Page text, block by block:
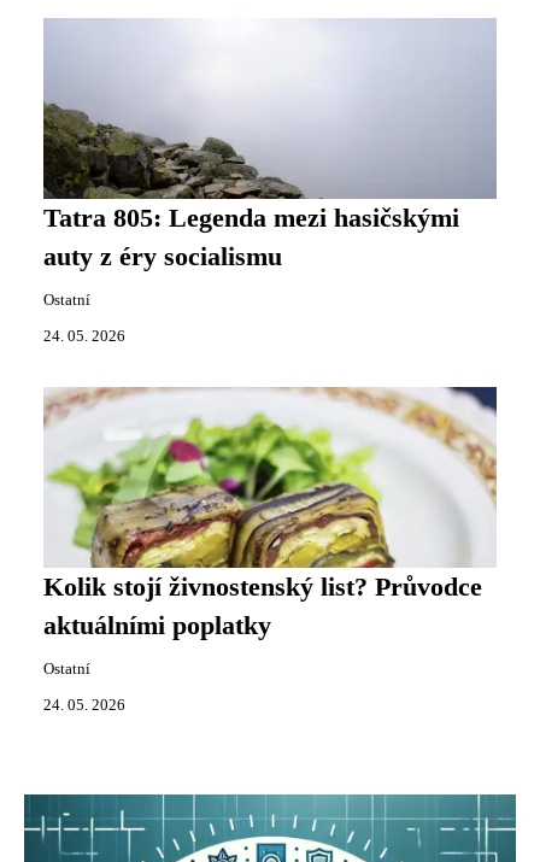
Tatra 805: Legenda mezi hasičskými
auty z éry socialismu
Ostatní
24. 05. 2026
Kolik stojí živnostenský list? Průvodce
aktuálními poplatky
Ostatní
24. 05. 2026